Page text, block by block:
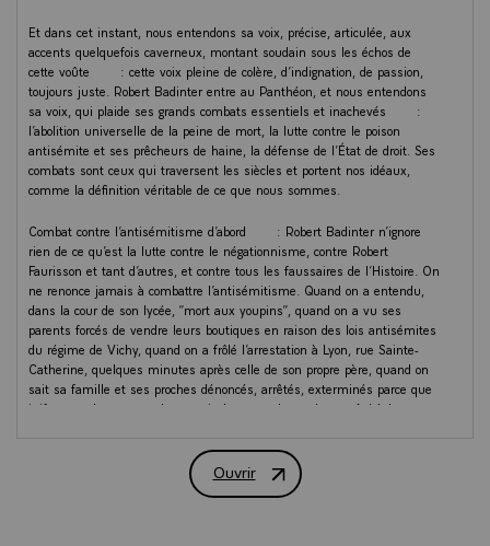
Et dans cet instant, nous entendons sa voix, précise, articulée, aux
accents quelquefois caverneux, montant soudain sous les échos de
cette voûte : cette voix pleine de colère, d’indignation, de passion,
toujours juste. Robert Badinter entre au Panthéon, et nous entendons
sa voix, qui plaide ses grands combats essentiels et inachevés :
l’abolition universelle de la peine de mort, la lutte contre le poison
antisémite et ses prêcheurs de haine, la défense de l’État de droit. Ses
combats sont ceux qui traversent les siècles et portent nos idéaux,
comme la définition véritable de ce que nous sommes.
Combat contre l’antisémitisme d’abord : Robert Badinter n’ignore
rien de ce qu’est la lutte contre le négationnisme, contre Robert
Faurisson et tant d’autres, et contre tous les faussaires de l’Histoire. On
ne renonce jamais à combattre l’antisémitisme. Quand on a entendu,
dans la cour de son lycée, “mort aux youpins”, quand on a vu ses
parents forcés de vendre leurs boutiques en raison des lois antisémites
du régime de Vichy, quand on a frôlé l’arrestation à Lyon, rue Sainte-
Catherine, quelques minutes après celle de son propre père, quand on
sait sa famille et ses proches dénoncés, arrêtés, exterminés parce que
juifs, quand on a attendu en vain le retour de ce père, arrêté à Lyon sur
traduire ce même Klaus Barbie devant la cour d’assises d’une justice
qui ne tue plus personne, même le plus zélé des criminels nazis…
Ouvrir
Discours du Président de la